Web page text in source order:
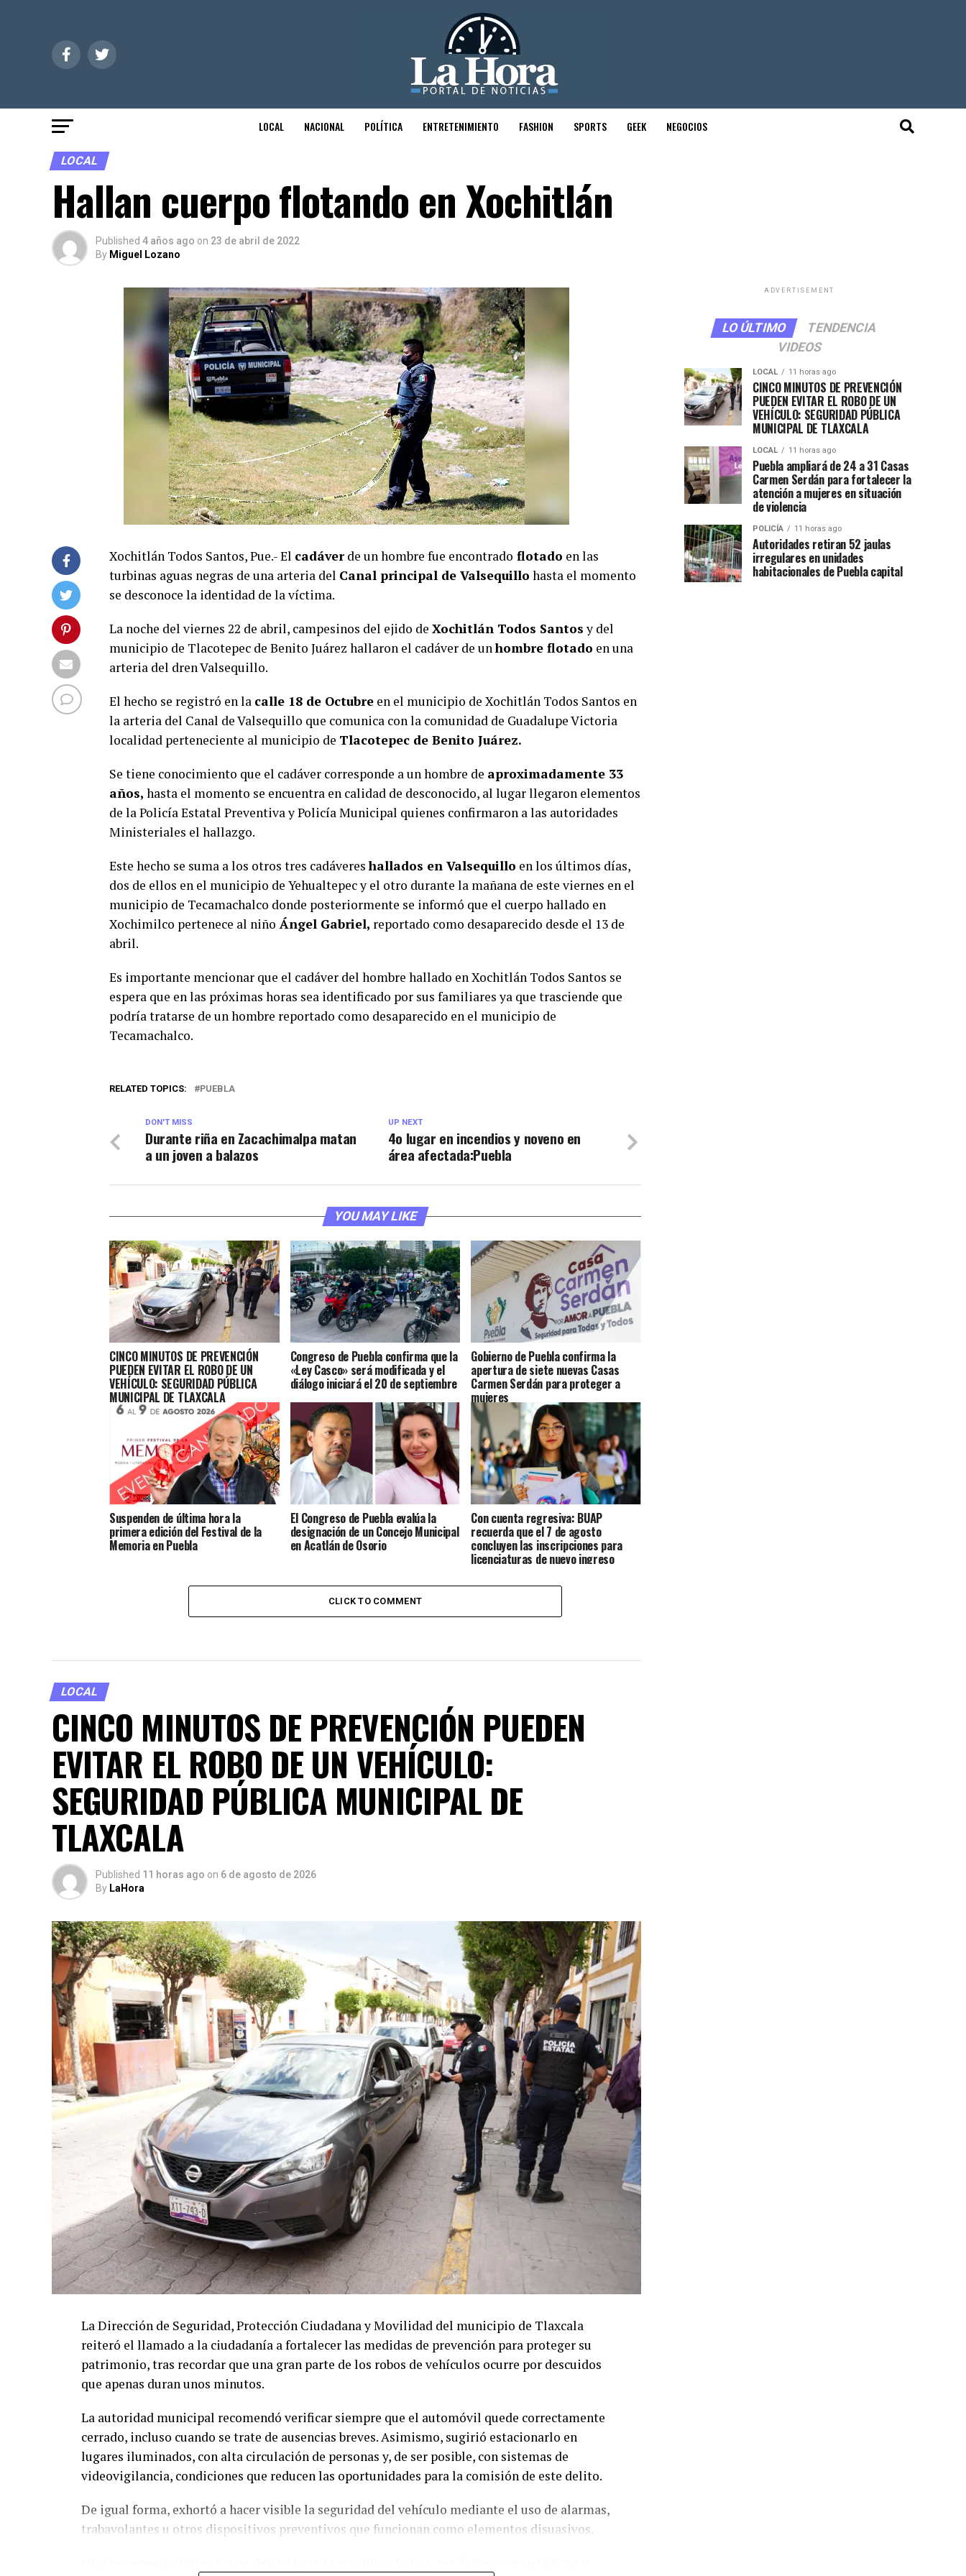
LOCAL NACIONAL POLÍTICA ENTRETENIMIENTO FASHION SPORTS GEEK NEGOCIOS
LOCAL
Hallan cuerpo flotando en Xochitlán
Published 4 años ago on 23 de abril de 2022
By Miguel Lozano
Xochitlán Todos Santos, Pue.- El cadáverde un hombre fue encontrado flotado en las
turbinas aguas negras de una arteria del Canal principal de Valsequillo hasta el momento
se desconoce la identidad de la víctima.
La noche del viernes 22 de abril, campesinos del ejido de Xochitlán Todos Santosy del
municipio de Tlacotepec de Benito Juárez hallaron el cadáver de unhombre flotado en una
arteria del dren Valsequillo.
El hecho se registró en la calle 18 de Octubre en el municipio de Xochitlán Todos Santos en
la arteria del Canal de Valsequillo que comunica con la comunidad de Guadalupe Victoria
localidad perteneciente al municipio de Tlacotepec de Benito Juárez.
Se tiene conocimiento que el cadáver corresponde a un hombre de aproximadamente 33
años, hasta el momento se encuentra en calidad de desconocido, al lugar llegaron elementos
de la Policía Estatal Preventiva y Policía Municipal quienes confirmaron a las autoridades
Ministeriales el hallazgo.
Este hecho se suma a los otros tres cadávereshallados en Valsequillo en los últimos días,
dos de ellos en el municipio de Yehualtepec y el otro durante la mañana de este viernes en el
municipio de Tecamachalco donde posteriormente se informó que el cuerpo hallado en
Xochimilco pertenece al niño Ángel Gabriel, reportado como desaparecido desde el 13 de
abril.
Es importante mencionar que el cadáver del hombre hallado en Xochitlán Todos Santos se
espera que en las próximas horas sea identificado por sus familiares ya que trasciende que
podría tratarse de un hombre reportado como desaparecido en el municipio de
Tecamachalco.
RELATED TOPICS: PUEBLA
UP NEXT
4o lugar en incendios y noveno en
área afectada:Puebla
DON'T MISS
Durante riña en Zacachimalpa matan
a un joven a balazos
YOU MAY LIKE
CINCO MINUTOS DE PREVENCIÓN
PUEDEN EVITAR EL ROBO DE UN
VEHÍCULO: SEGURIDAD PÚBLICA
MUNICIPAL DE TLAXCALA
Congreso de Puebla confirma que la
«Ley Casco» será modificada y el
diálogo iniciará el 20 de septiembre
Gobierno de Puebla confirma la
apertura de siete nuevas Casas
Carmen Serdán para proteger a
mujeres
Suspenden de última hora la
primera edición del Festival de la
Memoria en Puebla
El Congreso de Puebla evalúa la
designación de un Concejo Municipal
en Acatlán de Osorio
Con cuenta regresiva: BUAP
recuerda que el 7 de agosto
concluyen las inscripciones para
licenciaturas de nuevo ingreso
CLICK TO COMMENT
LOCAL
CINCO MINUTOS DE PREVENCIÓN PUEDEN
EVITAR EL ROBO DE UN VEHÍCULO:
SEGURIDAD PÚBLICA MUNICIPAL DE
TLAXCALA
Published 11 horas ago on 6 de agosto de 2026
By LaHora
La Dirección de Seguridad, Protección Ciudadana y Movilidad del municipio de Tlaxcala
reiteró el llamado a la ciudadanía a fortalecer las medidas de prevención para proteger su
patrimonio, tras recordar que una gran parte de los robos de vehículos ocurre por descuidos
que apenas duran unos minutos.
La autoridad municipal recomendó verificar siempre que el automóvil quede correctamente
cerrado, incluso cuando se trate de ausencias breves. Asimismo, sugirió estacionarlo en
lugares iluminados, con alta circulación de personas y, de ser posible, con sistemas de
videovigilancia, condiciones que reducen las oportunidades para la comisión de este delito.
De igual forma, exhortó a hacer visible la seguridad del vehículo mediante el uso de alarmas,
trabavolantes u otros dispositivos preventivos que funcionan como elementos disuasivos.
ADVERTISEMENT
LO ÚLTIMO
TENDENCIA
VIDEOS
LOCAL 11 horas ago
CINCO MINUTOS DE PREVENCIÓN
PUEDEN EVITAR EL ROBO DE UN
VEHÍCULO: SEGURIDAD PÚBLICA
MUNICIPAL DE TLAXCALA
LOCAL 11 horas ago
Puebla ampliará de 24 a 31 Casas
Carmen Serdán para fortalecer la
atención a mujeres en situación
de violencia
POLICÍA 11 horas ago
Autoridades retiran 52 jaulas
irregulares en unidades
habitacionales de Puebla capital